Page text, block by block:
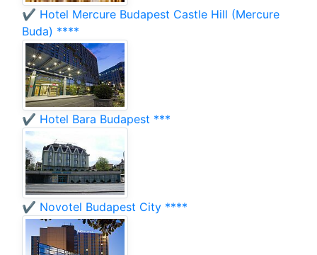
✔️ Hotel Mercure Budapest Castle Hill (Mercure
Buda) ****
✔️ Hotel Bara Budapest ***
✔️ Novotel Budapest City ****